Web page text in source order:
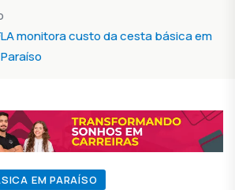
monitora custo da cesta básica em
EM PARAÍSO